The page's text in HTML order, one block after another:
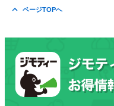
ページTOPへ